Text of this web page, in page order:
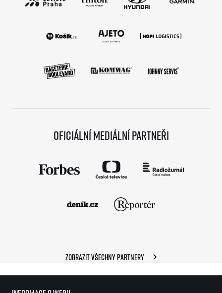
Oficiální mediální partneři
Zobrazit všechny partnery